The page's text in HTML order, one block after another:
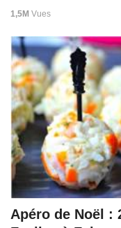
1,5M Vues
Apéro de Noël :